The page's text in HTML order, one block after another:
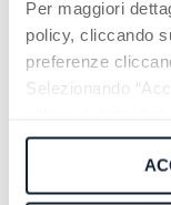
Per maggiori
policy, cliccando
preferenze
Selezionando
consenso
saranno attivati i
funzionamento
SEGRETERIA
AGENZIA PER
DI